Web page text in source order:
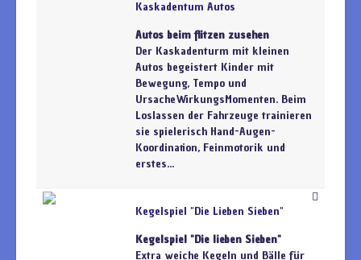
Kaskadentum Autos
Autos beim flitzen zusehen
Der Kaskadenturm mit kleinen
Autos begeistert Kinder mit
Bewegung, Tempo und
UrsacheWirkungsMomenten. Beim
Loslassen der Fahrzeuge trainieren
sie spielerisch Hand-Augen-
Koordination, Feinmotorik und
erstes...
Kegelspiel "Die Lieben Sieben"
Kegelspiel "Die lieben Sieben"
Extra weiche Kegeln und Bälle für